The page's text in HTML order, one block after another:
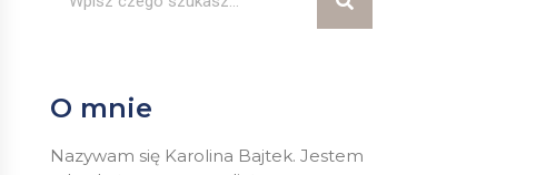
O mnie
Nazywam się Karolina Bajtek. Jestem